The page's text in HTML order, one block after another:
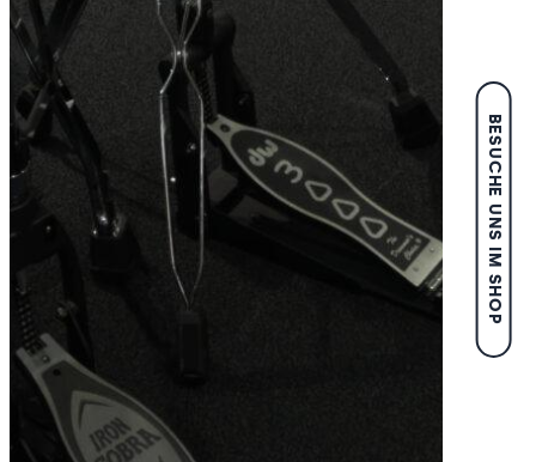
BESUCHE UNS IM SHOP